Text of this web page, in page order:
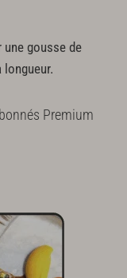
une gousse de
longueur.
Premium